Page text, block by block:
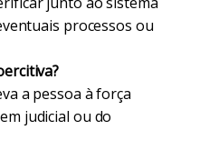
processos ou
a pessoa à força
judicial ou do